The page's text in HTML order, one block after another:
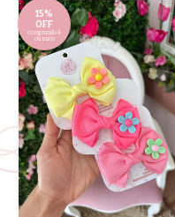
15%
OFF
comprando 4
ou mais